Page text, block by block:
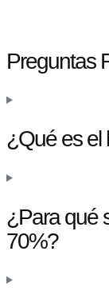
Preguntas
¿Qué es el
¿Para qué
70%?